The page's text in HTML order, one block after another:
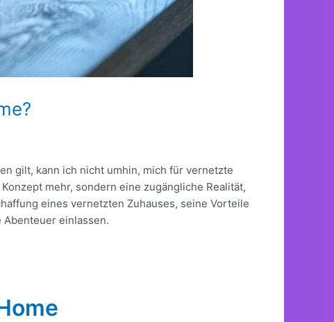
gilt, kann ich nicht umhin, mich für vernetzte
mehr, sondern eine zugängliche Realität,
eines vernetzten Zuhauses, seine Vorteile
einlassen.